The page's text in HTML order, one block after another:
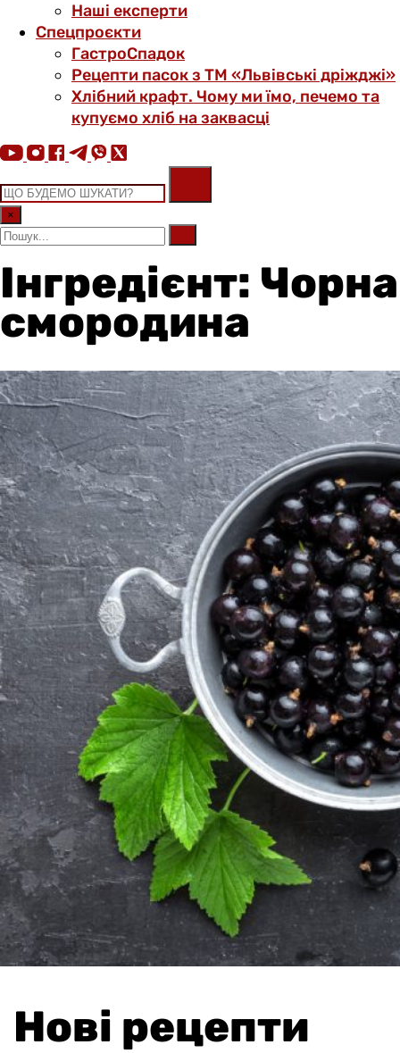
Наші експерти
Спецпроєкти
ГастроСпадок
Рецепти пасок з ТМ «Львівські дріжджі»
Хлібний крафт. Чому ми їмо, печемо та
купуємо хліб на заквасці
×
Інгредієнт: Чорна
смородина
Нові рецепти